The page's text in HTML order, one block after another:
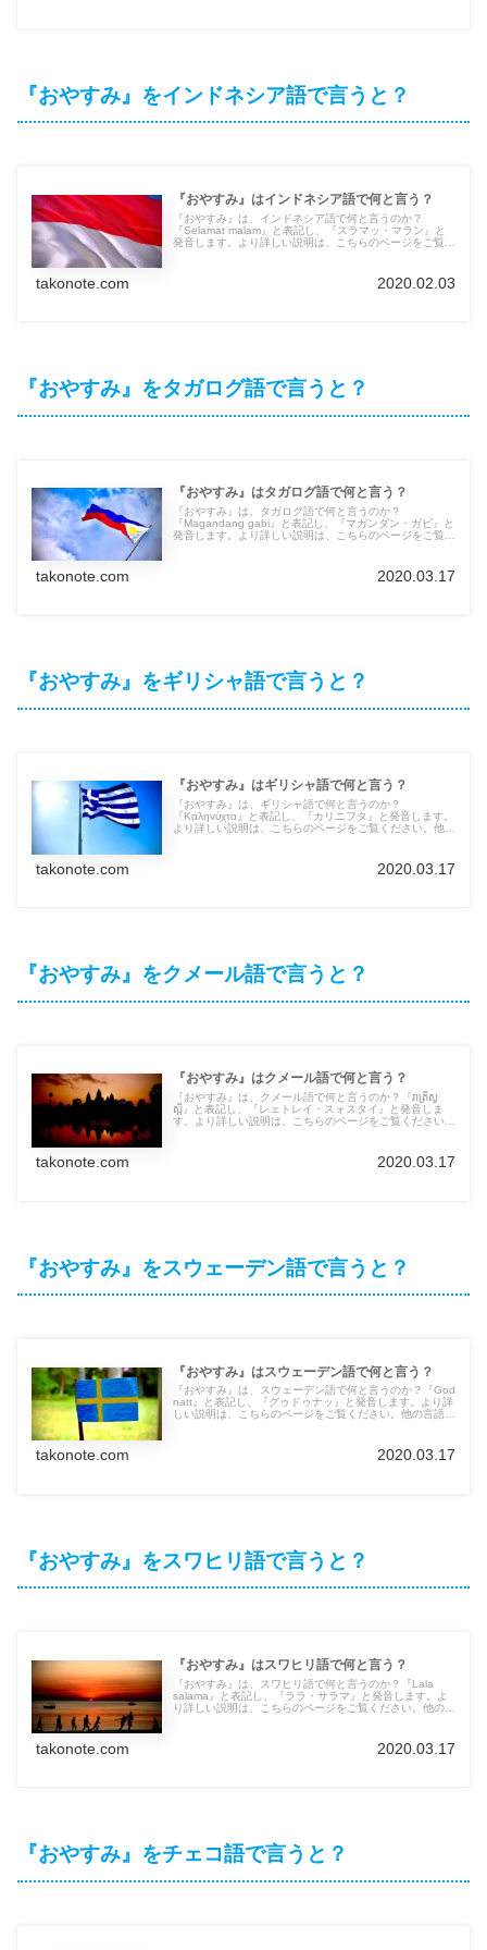
『おやすみ』をインドネシア語で言うと？
『おやすみ』はインドネシア語で何と言う？
『おやすみ』は、インドネシア語で何と言うのか？
『Selamat malam』と表記し、『スラマッ・マラン』と
発音します。より詳しい説明は、こちらのページをご覧く
takonote.com 2020.02.03
『おやすみ』をタガログ語で言うと？
『おやすみ』はタガログ語で何と言う？
『おやすみ』は、タガログ語で何と言うのか？
『Magandang gabi』と表記し、『マガンダン・ガビ』と
発音します。より詳しい説明は、こちらのページをご覧く
takonote.com 2020.03.17
『おやすみ』をギリシャ語で言うと？
『おやすみ』はギリシャ語で何と言う？
『おやすみ』は、ギリシャ語で何と言うのか？
『Καληνύχτα』と表記し、『カリニフタ』と発音します。
より詳しい説明は、こちらのページをご覧ください。他の
takonote.com 2020.03.17
『おやすみ』をクメール語で言うと？
『おやすみ』はクメール語で何と言う？
『おやすみ』は、クメール語で何と言うのか？『រាត្រីសួ
ស្តី』と表記し、『レェトレイ・スォスタイ』と発音しま
す。より詳しい説明は、こちらのページをご覧ください。
takonote.com 2020.03.17
『おやすみ』をスウェーデン語で言うと？
『おやすみ』はスウェーデン語で何と言う？
『おやすみ』は、スウェーデン語で何と言うのか？『God
natt』と表記し、『グゥドゥナッ』と発音します。より詳
しい説明は、こちらのページをご覧ください。他の言語の
takonote.com 2020.03.17
『おやすみ』をスワヒリ語で言うと？
『おやすみ』はスワヒリ語で何と言う？
『おやすみ』は、スワヒリ語で何と言うのか？『Lala
salama』と表記し、『ララ・サラマ』と発音します。よ
り詳しい説明は、こちらのページをご覧ください。他の言
takonote.com 2020.03.17
『おやすみ』をチェコ語で言うと？